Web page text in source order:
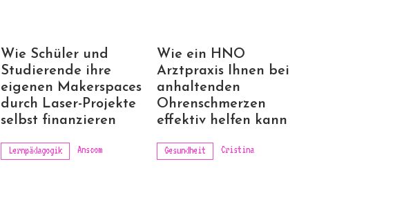
Wie Schüler und
Studierende ihre
eigenen Makerspaces
durch Laser-Projekte
selbst finanzieren
Lernpädagogik Anscom
Wie ein HNO
Arztpraxis Ihnen bei
anhaltenden
Ohrenschmerzen
effektiv helfen kann
Gesundheit Cristina